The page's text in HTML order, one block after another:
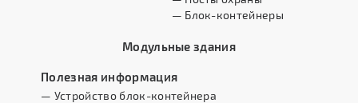
— Блок-контейнеры
Модульные здания
Полезная информация
— Устройство блок-контейнера